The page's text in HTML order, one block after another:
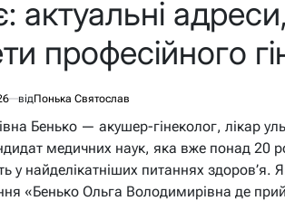
актуальні
професійного
відПонька Святослав
Бенько — акушер-гінеколог, лікар
медичних наук, яка вже понад 20
у найделікатніших питаннях
«Бенько Ольга Володимирівна де